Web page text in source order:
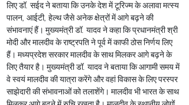
लिए डॉ. सईद ने बताया कि उनके देश में टूरिज्म के अलावा मत्स्य
पालन, आईटी, हेल्थ जैसे अनेक क्षेत्रों में आगे बढ़ने की
संभावनाएं हैं। मुख्यमंत्री डॉ. यादव ने कहा कि प्रधानमंत्री श्री
मोदी और मालदीव के राष्ट्रपति ने पूर्व में काफी ठोस निर्णय लिए
हैं। मध्यप्रदेश सरकार मालदीव के साथ मिलकर आगे बढ़ने के
लिए तैयार है। मुख्यमंत्री डॉ. यादव ने बताया कि आगामी समय में
वे स्वयं मालदीव की यात्रा करेंगे और वहां विकास के लिए परस्पर
साझेदारी की संभावनाओं को तलाशेंगे। मालदीव भी भारत के साथ